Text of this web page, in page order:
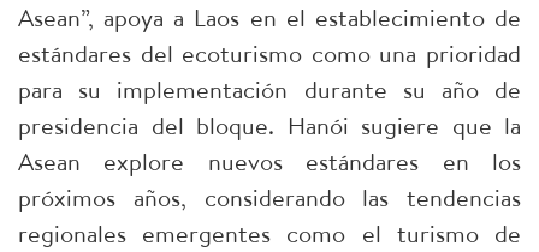
Asean”, apoya a Laos en el establecimiento de
estándares del ecoturismo como una prioridad
para su implementación durante su año de
presidencia del bloque. Hanói sugiere que la
Asean explore nuevos estándares en los
próximos años, considerando las tendencias
regionales emergentes como el turismo de